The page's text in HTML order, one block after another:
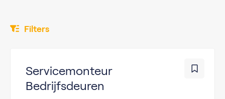
Filters
Servicemonteur
Bedrijfsdeuren